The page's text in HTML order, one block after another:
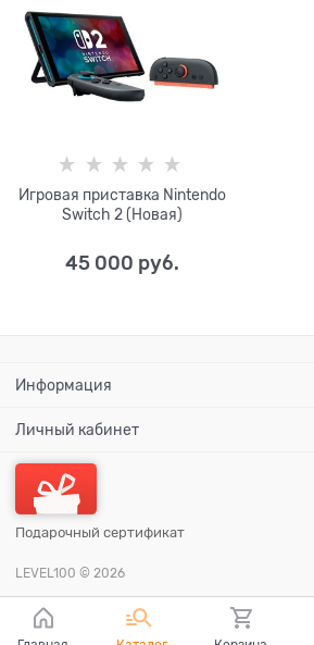
Игровая приставка Nintendo
Switch 2 (Новая)
45 000 руб.
Информация
Личный кабинет
Подарочный сертификат
LEVEL100 © 2026